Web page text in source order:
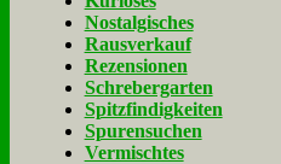
Nostalgisches
Rausverkauf
Rezensionen
Schrebergarten
Spitzfindigkeiten
Spurensuchen
Vermischtes